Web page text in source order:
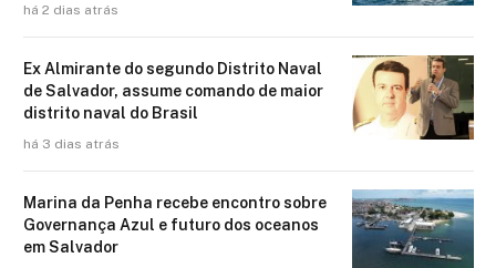
há 2 dias atrás
Ex Almirante do segundo Distrito Naval
de Salvador, assume comando de maior
distrito naval do Brasil
há 3 dias atrás
Marina da Penha recebe encontro sobre
Governança Azul e futuro dos oceanos
em Salvador